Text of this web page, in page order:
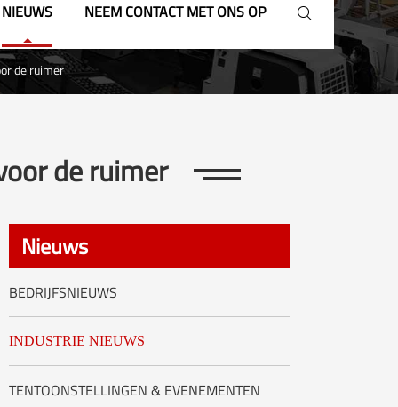
italiano
português
العربية
tiếng việt
ไทย
Nederland
NIEUWS NEEM CONTACT MET ONS OP 
de ruimer
de ruimer
Nieuws
BEDRIJFSNIEUWS
INDUSTRIE NIEUWS
TENTOONSTELLINGEN & EVENEMENTEN